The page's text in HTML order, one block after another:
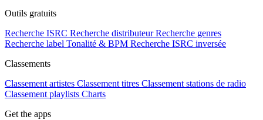
Outils gratuits
Recherche ISRC Recherche distributeur Recherche genres
Recherche label Tonalité & BPM Recherche ISRC inversée
Classements
Classement artistes Classement titres Classement stations de radio
Classement playlists Charts
Get the apps